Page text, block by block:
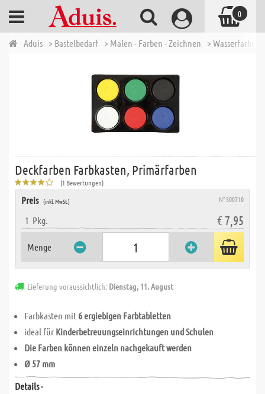
Aduis > Bastelbedarf > Malen - Farben - Zeichnen > Wasserfarben
Deckfarben Farbkasten, Primärfarben
(1 Bewertungen)
Preis (inkl. MwSt.) N° 500710
1 Pkg. € 7,95
Menge
Lieferung voraussichtlich: Dienstag, 11. August
Farbkasten mit 6 ergiebigen Farbtabletten
ideal für Kinderbetreuungseinrichtungen undSchulen
Die Farben können einzeln nachgekauft werden
Ø 57 mm
Details -
0